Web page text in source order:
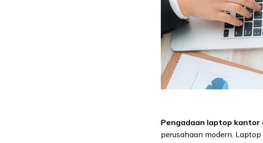
Pengadaan laptop kantor
perusahaan modern.